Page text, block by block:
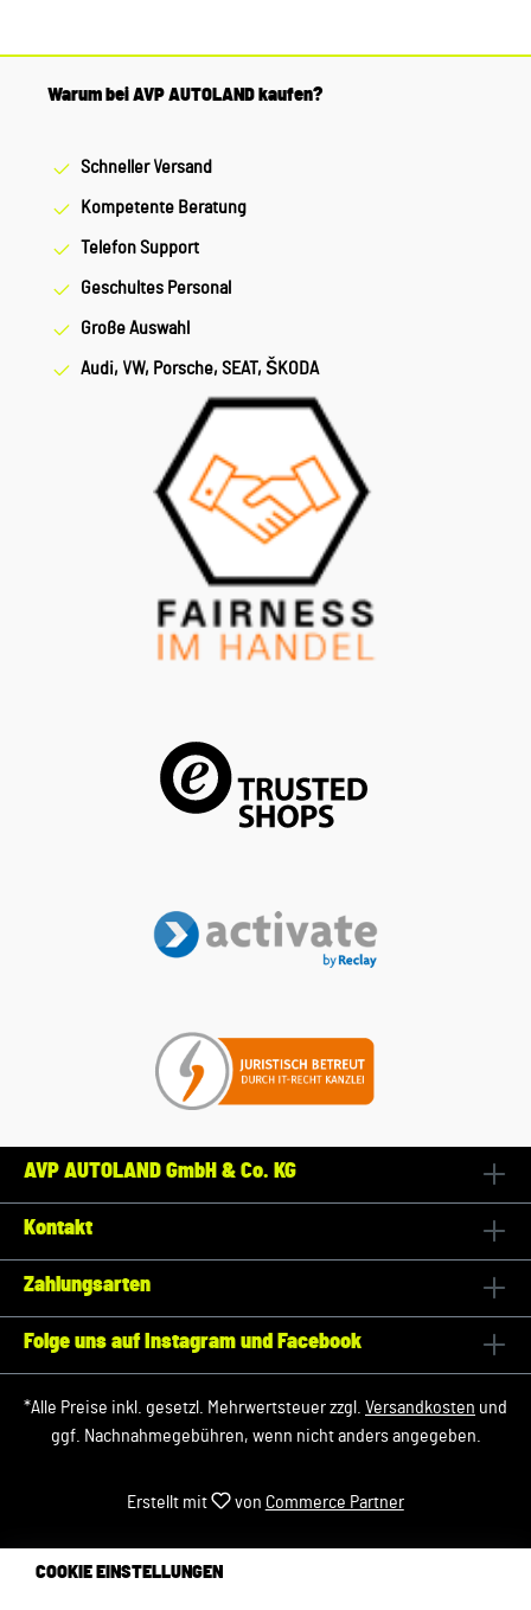
Warum bei AVP AUTOLAND kaufen?
Schneller Versand
Kompetente Beratung
Telefon Support
Geschultes Personal
Große Auswahl
Audi, VW, Porsche, SEAT, ŠKODA
AVP AUTOLAND GmbH & Co. KG
Kontakt
Zahlungsarten
Folge uns auf Instagram und Facebook
*Alle Preise inkl. gesetzl. Mehrwertsteuer zzgl. Versandkosten und
ggf. Nachnahmegebühren, wenn nicht anders angegeben.
Erstellt mit von Commerce Partner
COOKIE EINSTELLUNGEN